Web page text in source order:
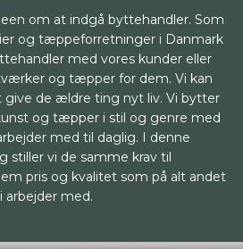
om at indgå byttehandler. Som
og tæppeforretninger i Danmark
med vores kunder eller
og tæpper for dem. Vi kan
give de ældre ting nyt liv. Vi bytter
og tæpper i stil og genre med
med til daglig. I denne
stiller vi de samme krav til
pris og kvalitet som på alt andet
arbejder med.